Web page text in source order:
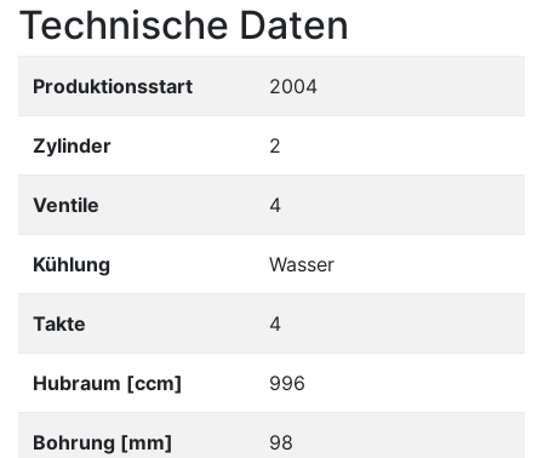
Technische Daten
Produktionsstart 2004
Zylinder 2
Ventile 4
Kühlung Wasser
Takte 4
Hubraum [ccm] 996
Bohrung [mm] 98